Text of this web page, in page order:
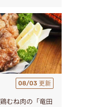
08/03 更新
むね肉の「竜田